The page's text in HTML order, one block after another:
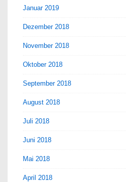
Januar 2019
Dezember 2018
November 2018
Oktober 2018
September 2018
August 2018
Juli 2018
Juni 2018
Mai 2018
April 2018